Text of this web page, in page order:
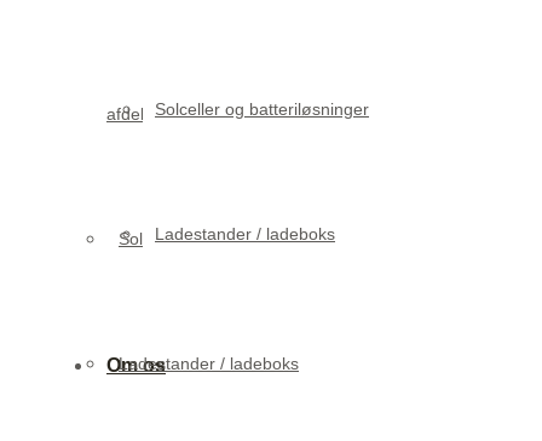
Solceller og batteriløsninger
Ladestander / ladeboks
Om os
afdeling
Solceller og batteriløsninger
Ladestander / ladeboks